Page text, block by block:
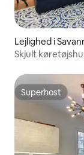
Lejlighed i
Skjult
Superhost
Superhost